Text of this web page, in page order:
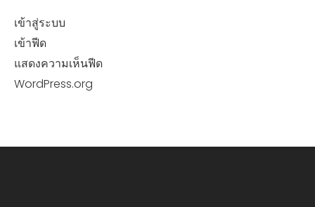
เข้าสู่ระบบ
เข้าฟีด
แสดงความเห็นฟีด
WordPress.org